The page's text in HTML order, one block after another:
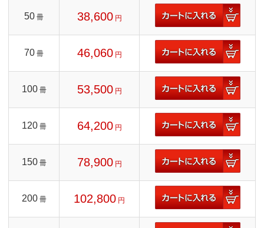
50 冊 38,600 円
70 冊 46,060 円
100 冊 53,500 円
120 冊 64,200 円
150 冊 78,900 円
200 冊 102,800 円